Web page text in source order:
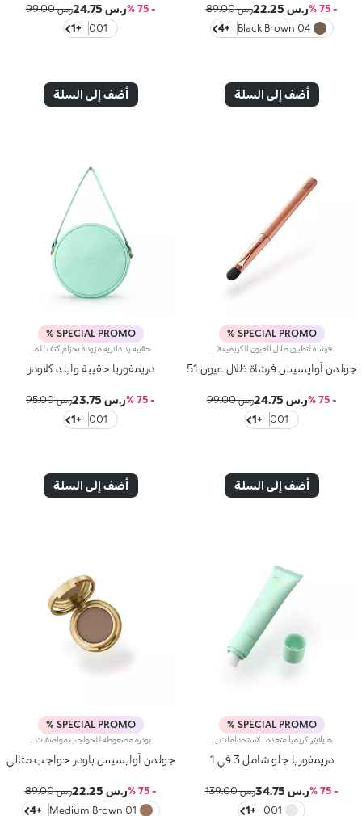
- 75 % ر.س 22.25
ر.س 89.00
04 Black Brown
+4
أضف إلى السلة
- 75 % ر.س 24.75
ر.س 99.00
001
+1
أضف إلى السلة
SPECIAL PROMO %
جولدن أوايسيس فرشاة ظلال عيون 51
- 75 % ر.س 24.75
ر.س 99.00
001
+1
أضف إلى السلة
SPECIAL PROMO %
دريمفوريا حقيبة وايلد كلاودز
- 75 % ر.س 23.75
ر.س 95.00
001
+1
أضف إلى السلة
SPECIAL PROMO %
دريمفوريا جلو شامل 3 في 1
- 75 % ر.س 34.75
ر.س 139.00
001
+1
SPECIAL PROMO %
جولدن أوايسيس باودر حواجب مثالي
- 75 % ر.س 22.25
ر.س 89.00
01 Medium Brown
+4